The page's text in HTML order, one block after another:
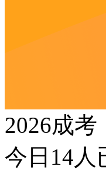
2026成
今日 14人